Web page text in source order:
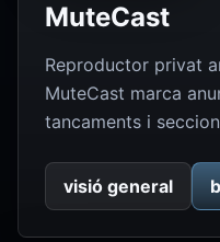
MuteCast
Reproductor privat
MuteCast marca
tancaments i
visió general